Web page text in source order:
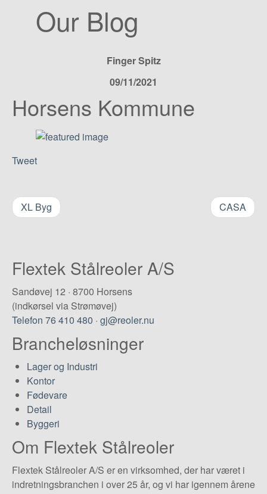
Our Blog
Finger Spitz
09/11/2021
Horsens Kommune
Tweet
XL Byg CASA
Flextek Stålreoler A/S
Sandøvej 12 · 8700 Horsens
(indkørsel via Strømøvej)
Telefon 76 410 480 · gj@reoler.nu
Brancheløsninger
Lager og Industri
Kontor
Fødevare
Detail
Byggeri
Om Flextek Stålreoler
Flextek Stålreoler A/S er en virksomhed, der har været i
indretningsbranchen i over 25 år, og vi har igennem årene